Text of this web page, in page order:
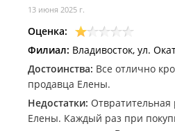
13 июня 2025 г.
Оценка:
Филиал: Владивосток, ул.
Достоинства: Все отлично
продавца Елены.
Недостатки: Отвратительная
Елены. Каждый раз при